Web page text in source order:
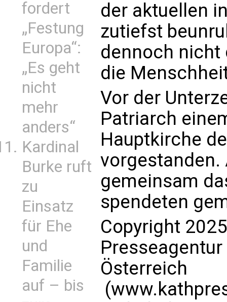
fordert
„Festung
Europa“:
„Es geht
nicht
mehr
anders“
Kardinal
Burke ruft
zu
Einsatz
für Ehe
und
Familie
auf – bis
der aktuellen
zutiefst
dennoch nicht
die
Vor der
Patriarch
Hauptkirche
vorgestanden.
gemeinsam
spendeten
Copyright
Presseagentur
Österreich